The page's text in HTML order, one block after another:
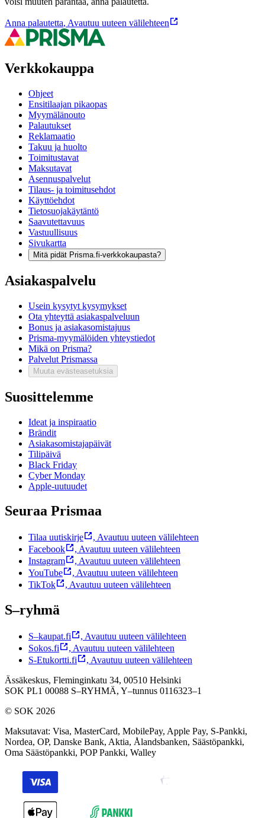
Anna palautetta, Avautuu uuteen välilehteen
Verkkokauppa
Ohjeet
Ensitilaajan pikaopas
Myymälänouto
Palautukset
Reklamaatio
Takuu ja huolto
Toimitustavat
Maksutavat
Asennuspalvelut
Tilaus- ja toimitusehdot
Käyttöehdot
Tietosuojakäytäntö
Saavutettavuus
Vastuullisuus
Sivukartta
Mitä pidät Prisma.fi-verkkokaupasta?
Asiakaspalvelu
Usein kysytyt kysymykset
Ota yhteyttä asiakaspalveluun
Bonus ja asiakasomistajuus
Prisma-myymälöiden yhteystiedot
Mikä on Prisma?
Palvelut Prismassa
Muuta evästeasetuksia
Suosittelemme
Ideat ja inspiraatio
Brändit
Asiakasomistajapäivät
Tilipäivä
Black Friday
Cyber Monday
Apple-uutuudet
Seuraa Prismaa
Tilaa uutiskirje , Avautuu uuteen välilehteen
Facebook
, Avautuu uuteen välilehteen
Instagram
, Avautuu uuteen välilehteen
YouTube
, Avautuu uuteen välilehteen
TikTok
, Avautuu uuteen välilehteen
S–ryhmä
S–kaupat.fi , Avautuu uuteen välilehteen
Sokos.fi
, Avautuu uuteen välilehteen
S-Etukortti.fi
, Avautuu uuteen välilehteen
Ässäkeskus, Fleminginkatu 34, 00510 Helsinki
SOK PL1 00088 S–RYHMÄ, Y–tunnus 0116323–1
© SOK 2026
Maksutavat: Visa, MasterCard, MobilePay, Apple Pay, S-Pankki,
Nordea, OP, Danske Bank, Aktia, Ålandsbanken, Säästöpankki,
Oma Säästöpankki, POP Pankki, Walley